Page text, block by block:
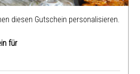
diesen Gutschein personalisieren.
für